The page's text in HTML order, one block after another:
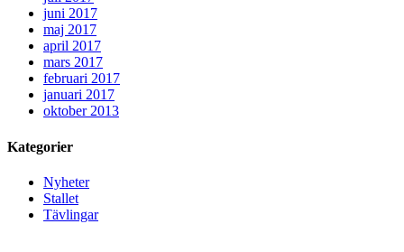
juni 2017
maj 2017
april 2017
mars 2017
februari 2017
januari 2017
oktober 2013
Kategorier
Nyheter
Stallet
Tävlingar